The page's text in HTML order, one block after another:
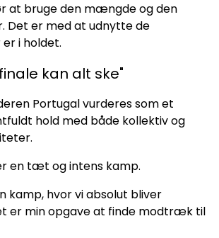
at bruge den mængde og den
Det er med at udnytte de
i holdet.
kan alt ske"
Portugal vurderes som et
hold med både kollektiv og
en tæt og intens kamp.
kamp, hvor vi absolut bliver
er min opgave at finde modtræk til